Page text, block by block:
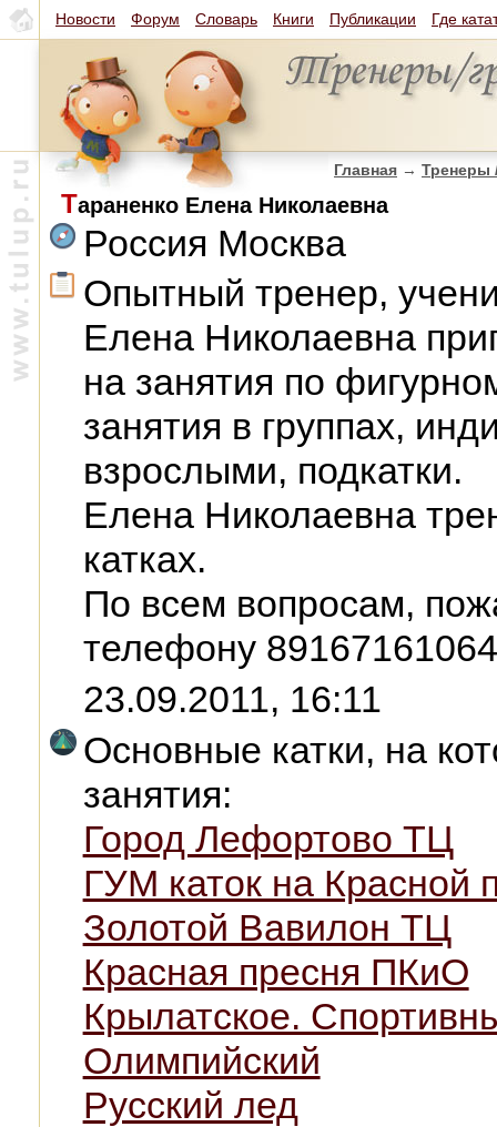
Новости Форум Словарь Книги Публикации Где
Главная → Тренеры
Тараненко Елена Николаевна
Россия Москва
Опытный тренер,
Елена Николаевна
на занятия по
занятия в группах,
взрослыми, подкатки.
Елена Николаевна
катках.
По всем вопросам,
телефону 89167161064
23.09.2011, 16:11
Основные катки, на
занятия:
Город Лефортово ТЦ
ГУМ каток на Красной
Золотой Вавилон ТЦ
Красная пресня ПКиО
Крылатское.
Олимпийский
Русский лед